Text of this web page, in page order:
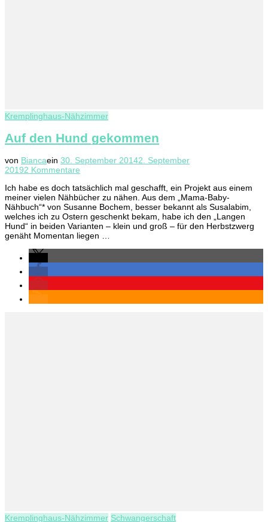
Kremplinghaus-Nähzimmer
Auf den Hund gekommen
von Biancaein 30. September 20142. September
20192 Kommentare
den
Hund
gekommen
Ich habe es doch tatsächlich mal geschafft, ein Projekt aus einem
meiner vielen Nähbücher zu nähen. Aus dem „Mama-Baby-
Nähbuch“* von Susanne Bochem, besser bekannt als Susalabim,
welches ich zu Ostern geschenkt bekam, habe ich den „Langen
Hund“ in beiden Varianten – klein und groß – für den Herbstzwerg
genäht Momentan liegen …
Kremplinghaus-Nähzimmer Schwangerschaft